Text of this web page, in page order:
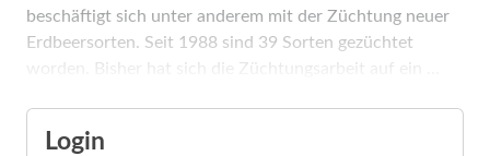
beschäftigt sich unter anderem mit der Züchtung neuer
Erdbeersorten. Seit 1988 sind 39 Sorten gezüchtet
worden. Bisher hat sich die Züchtungsarbeit auf ein ...
Login